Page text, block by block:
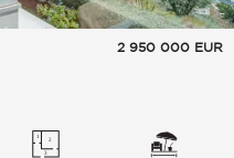
2 950 000 EUR